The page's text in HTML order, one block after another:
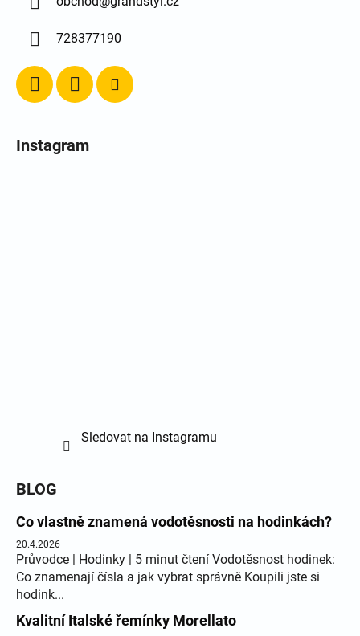
728377190
Instagram
Sledovat na Instagramu
BLOG
Co vlastně znamená vodotěsnosti na hodinkách?
20.4.2026
Průvodce | Hodinky | 5 minut čtení Vodotěsnost hodinek:
Co znamenají čísla a jak vybrat správně Koupili jste si
hodink...
Kvalitní Italské řemínky Morellato